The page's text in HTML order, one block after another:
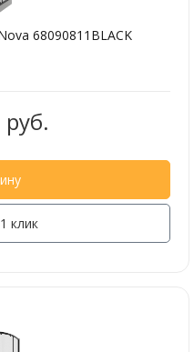
68090811BLACK
клик